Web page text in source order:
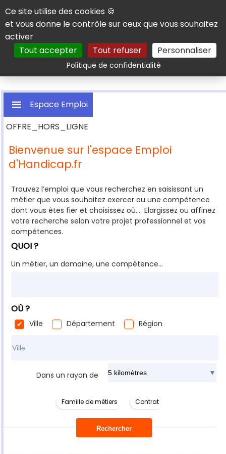
Panneau de gestion des cookies
Ce site utilise des cookies 🍪
et vous donne le contrôle sur ceux que vous souhaitez
activer
Tout accepter
Tout refuser Personnaliser
Politique de confidentialitéRechercher
OFFRE_HORS_LIGNE
Espace Emploi
Bienvenue sur l'espace Emploi
d'Handicap.fr
Rechercher une offre
Trouvez l’emploi que vous recherchez en saisissant un
métier que vous souhaitez exercer ou une compétence
dont vous êtes fier et choisissez où... Elargissez ou affinez
votre recherche selon votre projet professionnel et vos
compétences.
QUOI ?
Un métier, un domaine, une compétence...
OÙ ?
Ville Département
Région
Dans un rayon de
Famille de métiers Contrat